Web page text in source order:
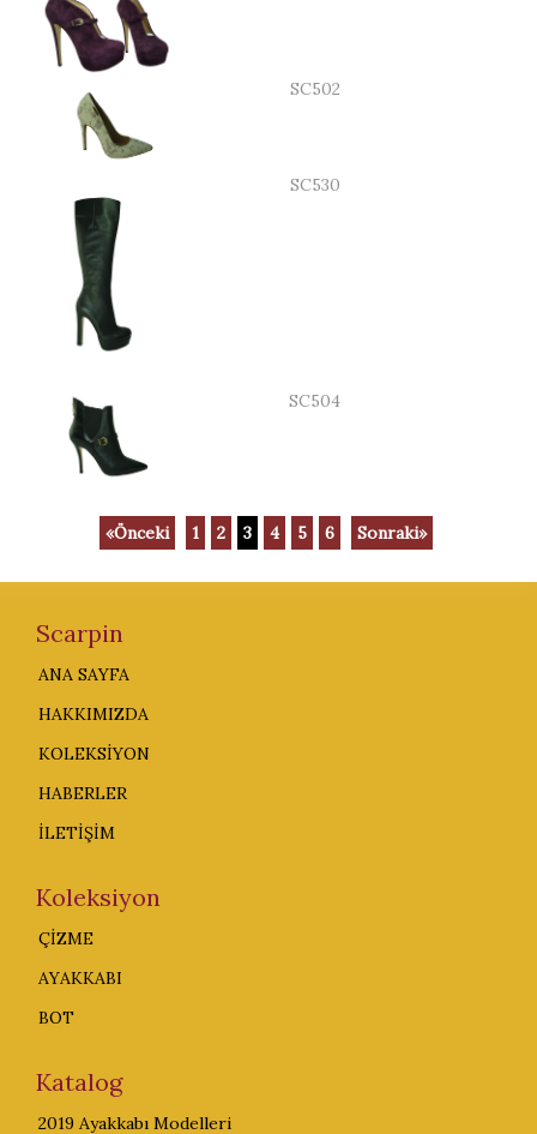
SC502
SC530
SC504
«Önceki 1 2 3 4 5 6 Sonraki»
Scarpin
ANA SAYFA
HAKKIMIZDA
KOLEKSİYON
HABERLER
İLETİŞİM
Koleksiyon
ÇİZME
AYAKKABI
BOT
Katalog
2019 Ayakkabı Modelleri